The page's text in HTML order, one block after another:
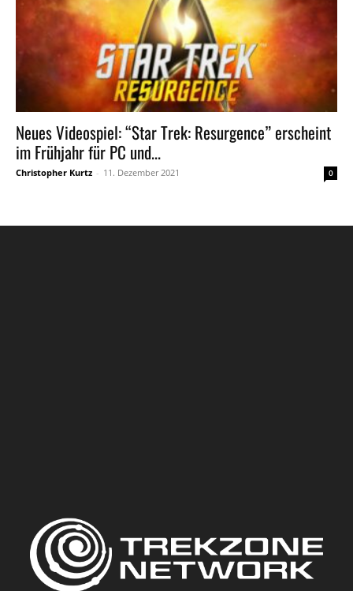
Neues Videospiel: “Star Trek: Resurgence” erscheint
im Frühjahr für PC und...
Christopher Kurtz - 11. Dezember 2021 0